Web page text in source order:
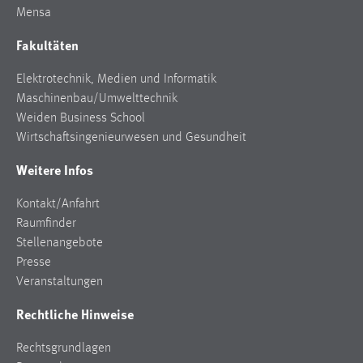
Mensa
Fakultäten
Elektrotechnik, Medien und Informatik
Maschinenbau/Umwelttechnik
Weiden Business School
Wirtschaftsingenieurwesen und Gesundheit
Weitere Infos
Kontakt/Anfahrt
Raumfinder
Stellenangebote
Presse
Veranstaltungen
Rechtliche Hinweise
Rechtsgrundlagen
einloggen zu können.
Cookie Laufzeit:
24 Stunden
STATISTIK
Diese Informationen helfen uns zu verstehen, wie
unsere Besucher unsere Website nutzen.
_pk_ref, _pk_cvar, _pk_id, _pk_ses
Zweck: